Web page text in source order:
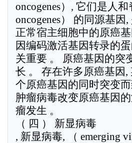
oncogenes）, 它们是人
oncogenes） 的同源基
正常宿主细胞中的原癌
因编码激活基因转录的
关重要 。 原癌基因的突
长 。 存在许多原癌基因
个原癌基因的同时突变
肿瘤病毒改变原癌基因
瘤发生 。
（ 四 ） 新显病毒
, 新显病毒, （ emerging